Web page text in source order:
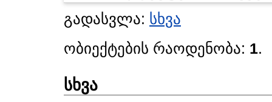
გადასვლა: სხვა
ობიექტების რაოდენობა: 1.
სხვა